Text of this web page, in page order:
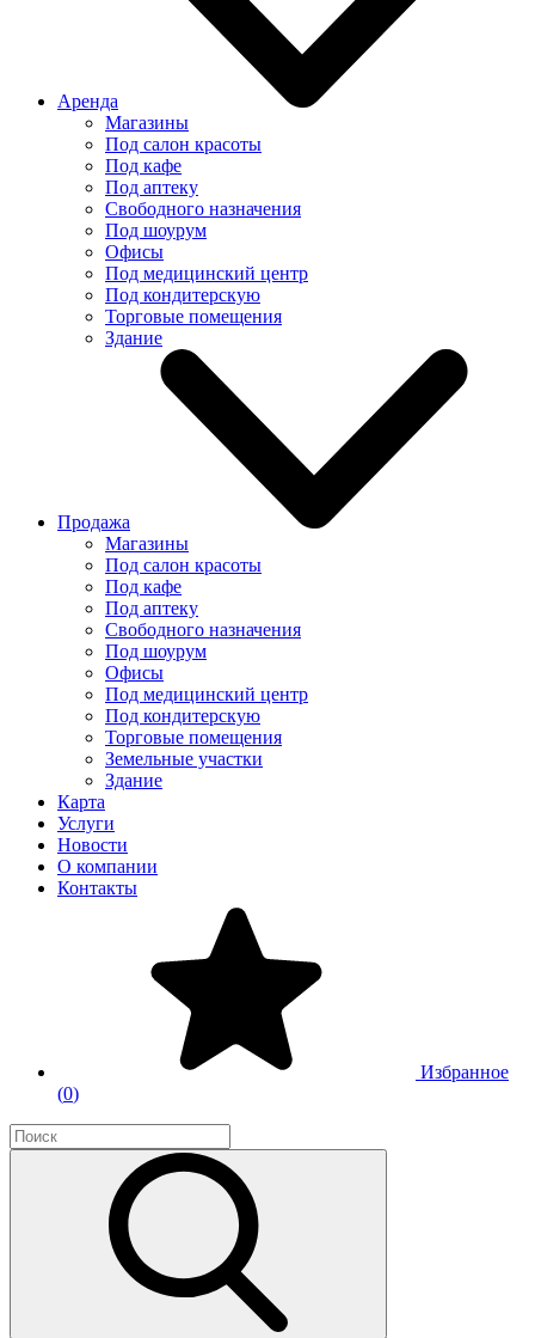
Аренда
Магазины
Под салон красоты
Под кафе
Под аптеку
Свободного назначения
Под шоурум
Офисы
Под медицинский центр
Под кондитерскую
Торговые помещения
Здание
Продажа
Магазины
Под салон красоты
Под кафе
Под аптеку
Свободного назначения
Под шоурум
Офисы
Под медицинский центр
Под кондитерскую
Торговые помещения
Земельные участки
Здание
Карта
Услуги
Новости
О компании
Контакты
Избранное
(0)